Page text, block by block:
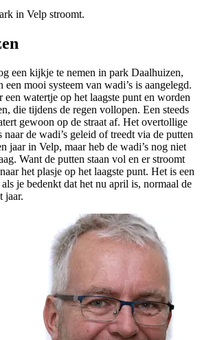
in Velp stroomt.
een kijkje te nemen in park Daalhuizen,
een mooi systeem van wadi’s is aangelegd.
een watertje op het laagste punt en worden
die tijdens de regen vollopen. Een steeds
gewoon op de straat af. Het overtollige
de wadi’s geleid of treedt via de putten
jaar in Velp, maar heb de wadi’s nog niet
Want de putten staan vol en er stroomt
het plasje op het laagste punt. Het is een
je bedenkt dat het nu april is, normaal de
jaar.